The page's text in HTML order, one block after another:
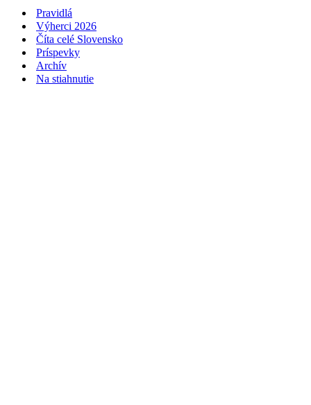
Pravidlá
Výherci 2026
Číta celé Slovensko
Príspevky
Archív
Na stiahnutie